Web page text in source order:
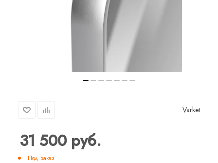
Varket
31 500руб.
Под заказ